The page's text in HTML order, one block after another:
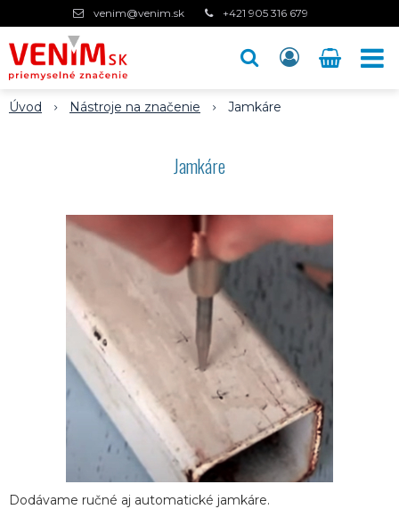
venim@venim.sk +421 905 316 679
Úvod Nástroje na značenie Jamkáre
Jamkáre
Dodávame ručné aj automatické jamkáre.